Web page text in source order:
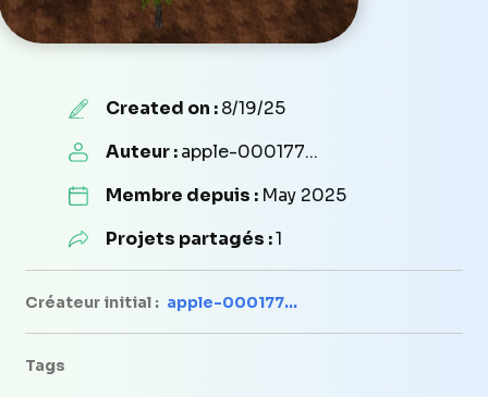
Created on :8/19/25
Auteur :apple-000177...
Membre depuis : May 2025
Projets partagés :1
Créateur initial : apple-000177...
Tags